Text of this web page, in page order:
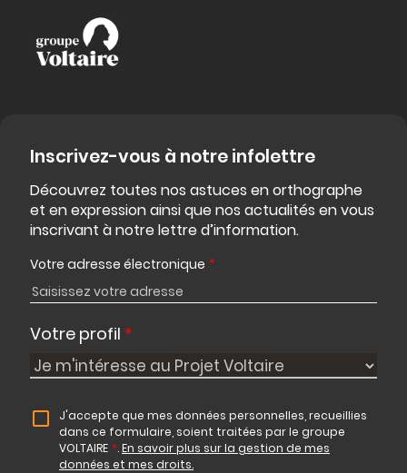
Inscrivez-vous à notre infolettre
Découvrez toutes nos astuces en orthographe
et en expression ainsi que nos actualités en vous
inscrivant à notre lettre d’information.
Votre adresse électronique *
Votre profil *
J'accepte que mes données personnelles, recueillies
dans ce formulaire, soient traitées par le groupe
VOLTAIRE *.En savoir plus sur la gestion de mes
données et mes droits.